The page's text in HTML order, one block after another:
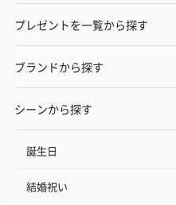
プレゼントを一覧から探す
ブランドから探す
シーンから探す
誕生日
結婚祝い